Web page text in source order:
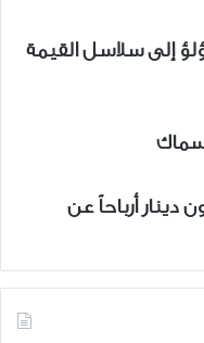
إلى سلاسل القيمة
تحقق 5.22 مليون دينار أرباحاً عن